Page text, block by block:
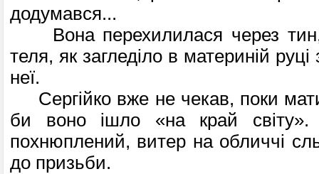
додумався...
Вона перехилилася через тин,
теля, як загледіло в материній руці
неї.
Сергійко вже не чекав, поки
би воно ішло «на край
похнюплений, витер на обличчі
до призьби.